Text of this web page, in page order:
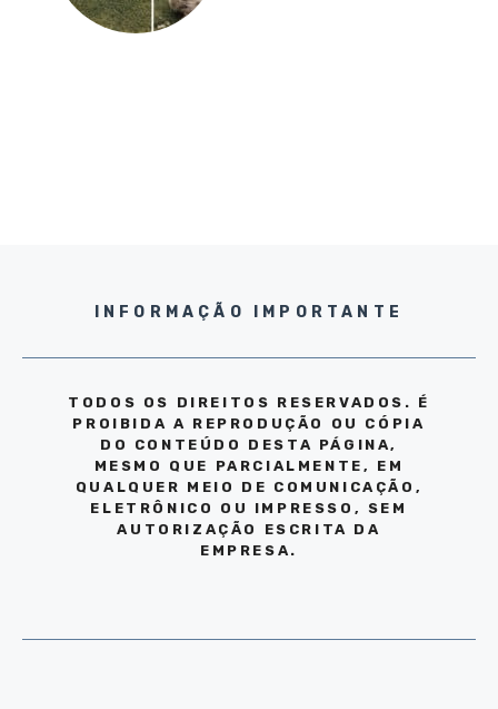
INFORMAÇÃO IMPORTANTE
TODOS OS DIREITOS RESERVADOS. É
PROIBIDA A REPRODUÇÃO OU CÓPIA
DO CONTEÚDO DESTA PÁGINA,
MESMO QUE PARCIALMENTE, EM
QUALQUER MEIO DE COMUNICAÇÃO,
ELETRÔNICO OU IMPRESSO, SEM
AUTORIZAÇÃO ESCRITA DA
EMPRESA.